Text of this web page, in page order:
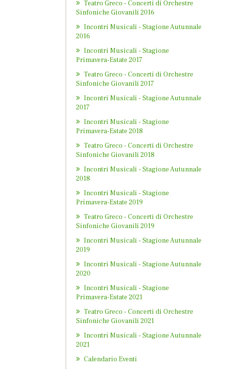
Teatro Greco - Concerti di Orchestre
Sinfoniche Giovanili 2016
Incontri Musicali - Stagione Autunnale
2016
Incontri Musicali - Stagione
Primavera-Estate 2017
Teatro Greco - Concerti di Orchestre
Sinfoniche Giovanili 2017
Incontri Musicali - Stagione Autunnale
2017
Incontri Musicali - Stagione
Primavera-Estate 2018
Teatro Greco - Concerti di Orchestre
Sinfoniche Giovanili 2018
Incontri Musicali - Stagione Autunnale
2018
Incontri Musicali - Stagione
Primavera-Estate 2019
Teatro Greco - Concerti di Orchestre
Sinfoniche Giovanili 2019
Incontri Musicali - Stagione Autunnale
2019
Incontri Musicali - Stagione Autunnale
2020
Incontri Musicali - Stagione
Primavera-Estate 2021
Teatro Greco - Concerti di Orchestre
Sinfoniche Giovanili 2021
Incontri Musicali - Stagione Autunnale
2021
Calendario Eventi